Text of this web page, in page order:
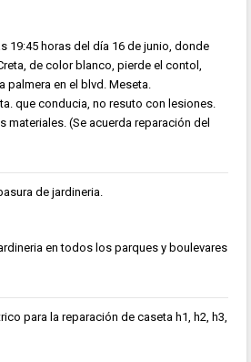
19:45 horas del día 16 de junio, donde
de color blanco, pierde el contol,
en el blvd. Meseta.
que conducia, no resuto con lesiones.
materiales. (Se acuerda reparación del
de jardineria.
en todos los parques y boulevares
para la reparación de caseta h1, h2, h3,